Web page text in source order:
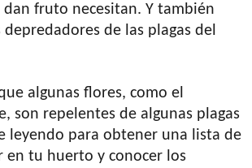
dan fruto necesitan. Y también
de las plagas del
algunas flores, como el
son repelentes de algunas plagas
leyendo para obtener una lista de
en tu huerto y conocer los